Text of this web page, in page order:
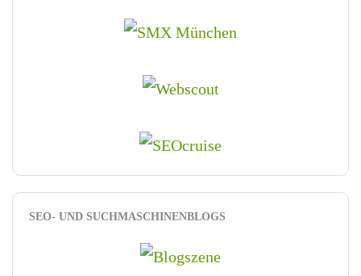
SEO- UND SUCHMASCHINENBLOGS